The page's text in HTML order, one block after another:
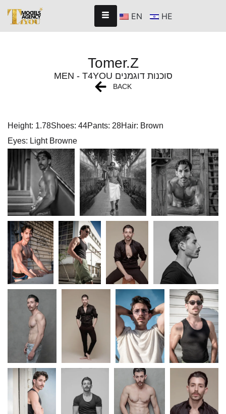
EN HE
Tomer.Z
MEN - T4YOU סוכנות דוגמנים
BACK
Height: 1.78Shoes: 44Pants: 28Hair: Brown
Eyes: Light Browne